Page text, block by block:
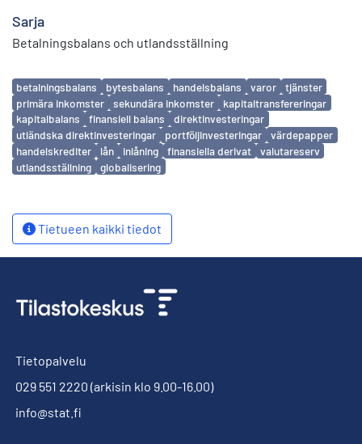
Sarja
Betalningsbalans och utlandsställning
Avainsanat
betalningsbalans bytesbalans handelsbalans varor
tjänster
primära inkomster
sekundära inkomster
kapitaltransfereringar
kapitalbalans
finansiell balans
direktinvesteringar
utländska direktinvesteringar
portföljinvesteringar
värdepapper
handelskrediter
lån inlåning finansiella derivat
valutareserv
utlandsställning
globalisering
Tietueen kaikki tiedot
Tietopalvelu
029 551 2220 (arkisin klo 9.00-16.00)
info@stat.fi